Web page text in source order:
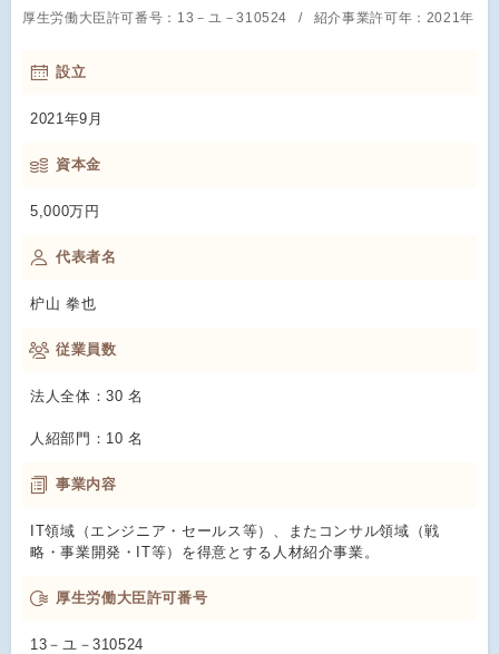
厚生労働大臣許可番号：13－ユ－310524 紹介事業許可年：2021年
設立
2021年9月
資本金
5,000万円
代表者名
枦山 拳也
従業員数
法人全体：30 名
人紹部門：10 名
事業内容
IT領域（エンジニア・セールス等）、またコンサル領域（戦
略・事業開発・IT等）を得意とする人材紹介事業。
厚生労働大臣許可番号
13－ユ－310524